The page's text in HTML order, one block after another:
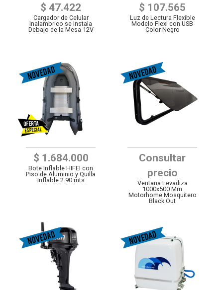
$ 47.422
Cargador de Celular
Inalambrico se Instala
Debajo de la Mesa 12V
$ 107.565
Luz de Lectura Flexible
Modelo Flexi con USB
Color Negro
$ 1.684.000
Bote Inflable HIFEI con
Piso de Aluminio y Quilla
Inflable 2.90 mts
Consultar
precio
Ventana Levadiza
1000x500 Mm
Motorhome Mosquitero
Black Out